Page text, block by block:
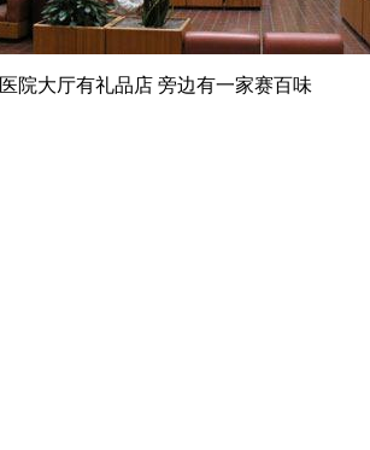
医院大厅有礼品店 旁边有一家赛百味